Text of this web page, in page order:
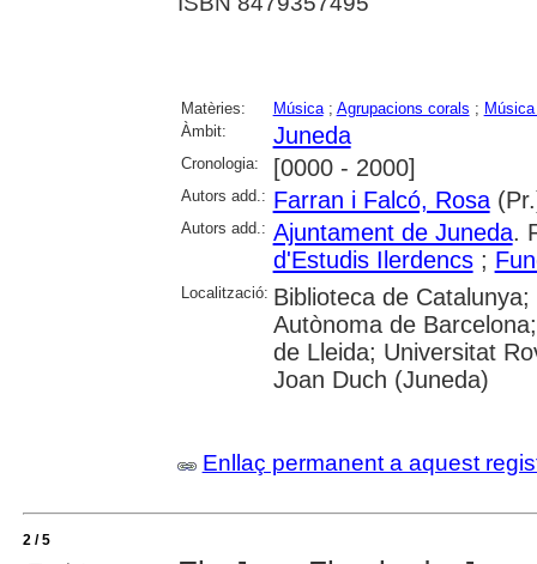
Matèries: Música; Agrupacions corals ;
Àmbit:
Juneda
Cronologia: [0000 - 2000]
Autors add.: Farran i Falcó, Rosa
Autors add.: Ajuntament de Juneda.
d'Estudis Ilerdencs;
Localització: Biblioteca de
Autònoma de
de Lleida; Universitat
Joan Duch (Juneda)
Enllaç permanent a aquest
2 / 5